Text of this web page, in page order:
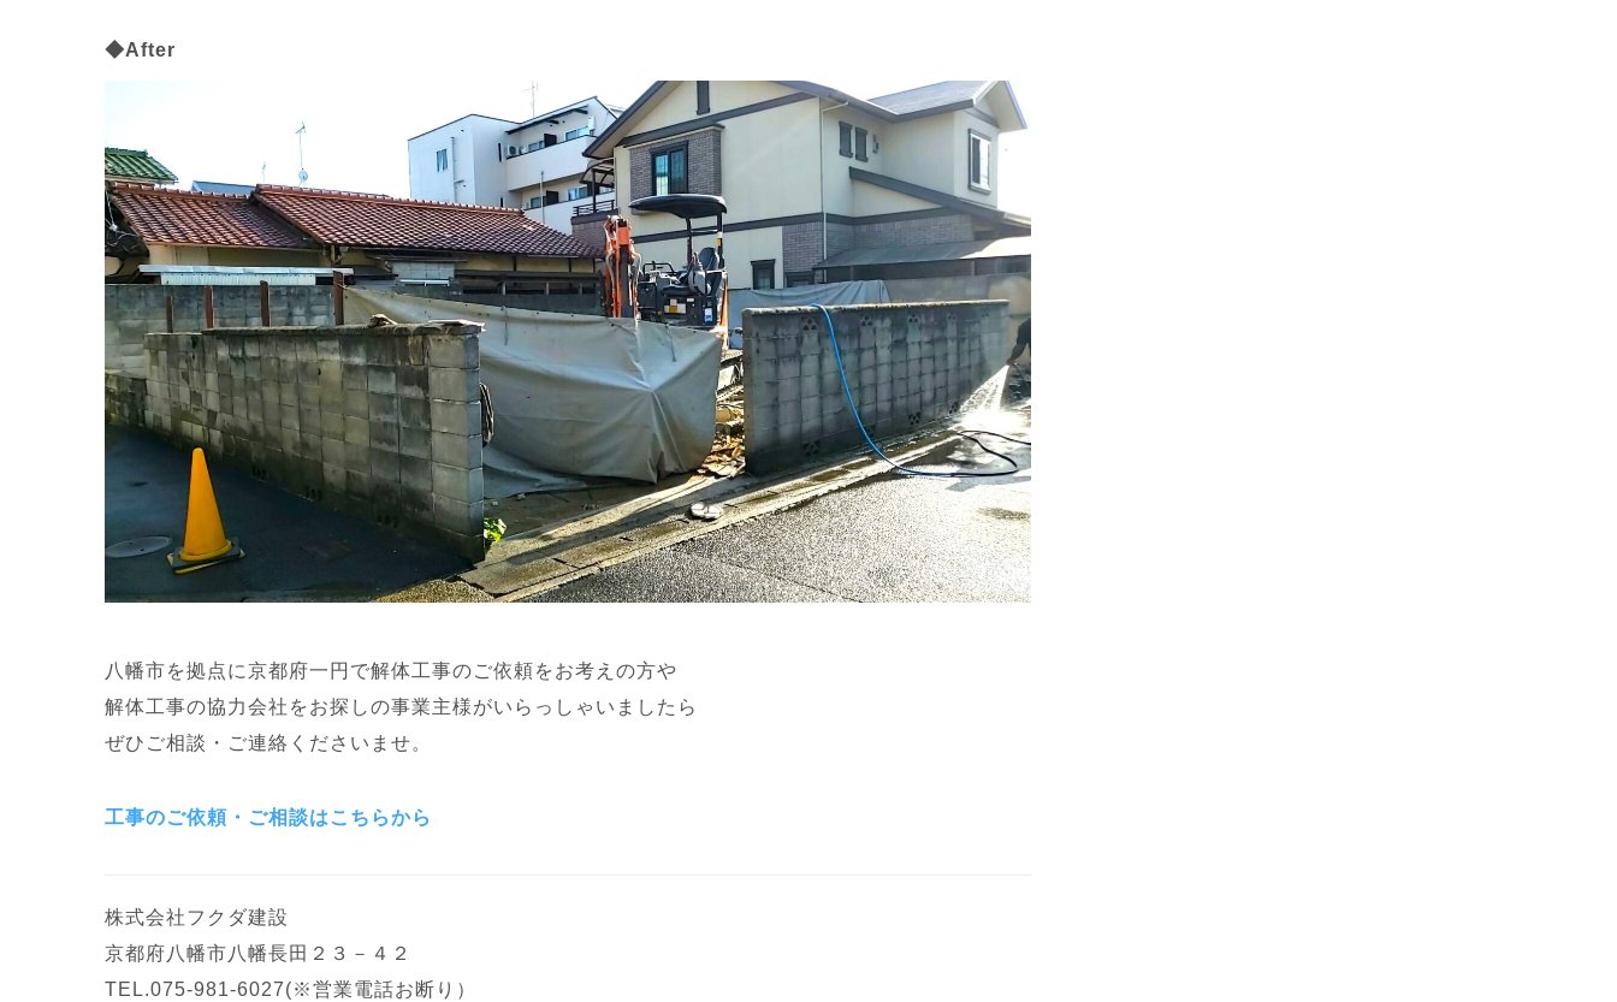
◆After
八幡市を拠点に京都府一円で解体工事のご依頼をお考えの方や
解体工事の協力会社をお探しの事業主様がいらっしゃいましたら
ぜひご相談・ご連絡くださいませ。
工事のご依頼・ご相談はこちらから
株式会社フクダ建設
京都府八幡市八幡長田２３－４２
TEL.075-981-6027(※営業電話お断り）